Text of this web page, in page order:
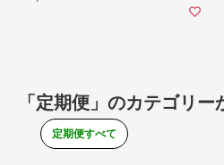
「定期便」のカテゴリー
定期便すべて